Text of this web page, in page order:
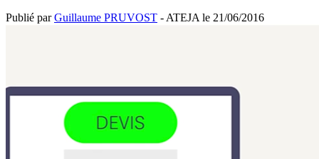
Publié parGuillaume PRUVOST - ATEJA le 21/06/2016